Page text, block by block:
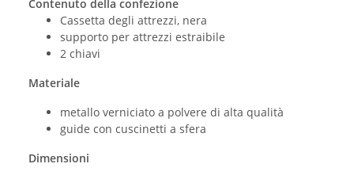
Contenuto della confezione
Cassetta degli attrezzi, nera
supporto per attrezzi estraibile
2 chiavi
Materiale
metallo verniciato a polvere di alta qualità
guide con cuscinetti a sfera
Dimensioni